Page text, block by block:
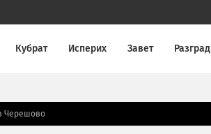
Кубрат Исперих Завет Разград
Черешово